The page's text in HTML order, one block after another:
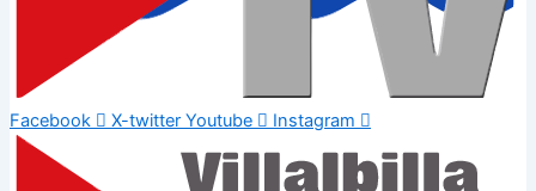
Facebook X-twitter Youtube Instagram